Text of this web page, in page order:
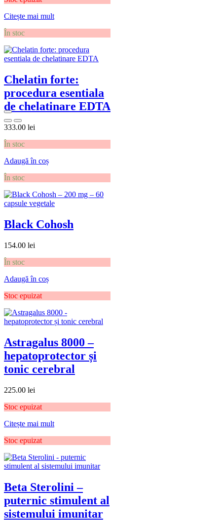
Citește mai mult
În stoc
Chelatin forte:
procedura esentiala
de chelatinare EDTA
333.00 lei
În stoc
Adaugă în coș
În stoc
Black Cohosh
154.00 lei
În stoc
Adaugă în coș
Stoc epuizat
Astragalus 8000 –
hepatoprotector și
tonic cerebral
225.00 lei
Stoc epuizat
Citește mai mult
Stoc epuizat
Beta Sterolini –
puternic stimulent al
sistemului imunitar